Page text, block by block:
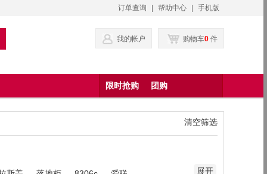
订单查询 帮助中心 手机版
购物车0 件
我的帐户
限时抢购 团购
清空筛选
展开